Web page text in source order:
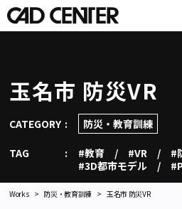
玉名市 防災VR
CATEGORY 防災・教育訓練
TAG #教育 #VR
#
#3D都市モデル
Works 防災・教育訓練 玉名市 防災VR